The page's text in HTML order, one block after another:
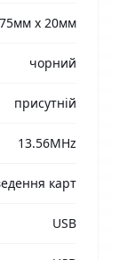
x 20мм
чорний
присутній
13.56MHz
карт
USB